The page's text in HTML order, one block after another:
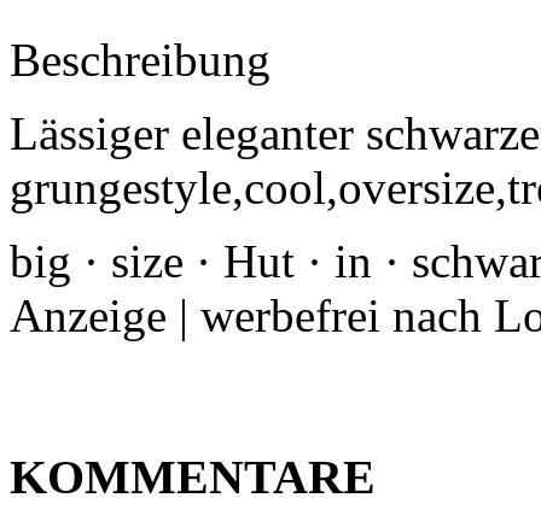
Beschreibung
Lässiger eleganter
big · size · Hut · in ·
Anzeige | werbefrei nach
KOMMENTARE